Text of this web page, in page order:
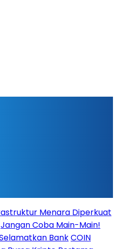
Menara Diperkuat
Jangan Coba Main-Main!
BankCOIN